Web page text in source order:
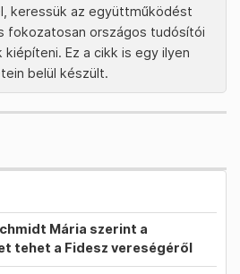
keressük az együttműködést
fokozatosan országos tudósítói
Ez a cikk is egy ilyen
belül készült.
Mária szerint a
tehet a Fidesz vereségéről